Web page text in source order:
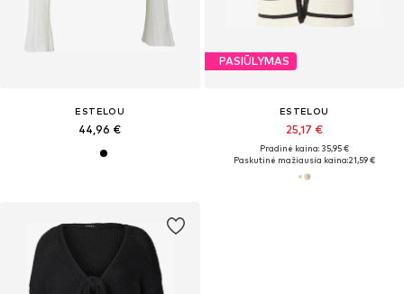
ESTELOU
44,96 €
PASIŪLYMAS
ESTELOU
25,17 €
Pradinė kaina: 35,95 €
Paskutinė mažiausia kaina:21,59 €